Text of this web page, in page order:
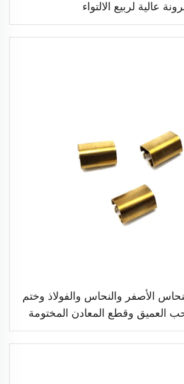
عالية لربيع الالتواء
الأصفر والنحاس والفولاذ وختم
العميق وقطع المعادن المختومة